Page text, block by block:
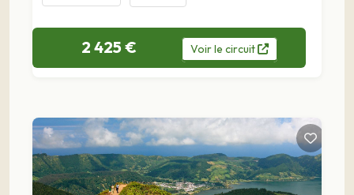
2 425 € Voirle circuit